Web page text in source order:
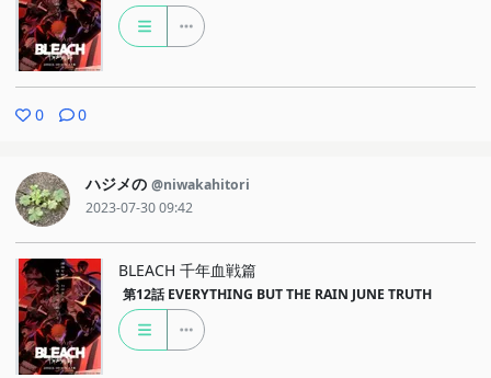
0 0
ハジメの @niwakahitori
2023-07-30 09:42
BLEACH 千年血戦篇
第12話 EVERYTHING BUT THE RAIN JUNE TRUTH